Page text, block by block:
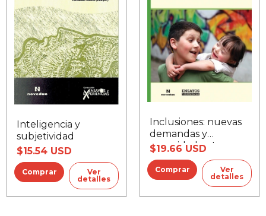
Inteligencia y
subjetividad
$15.54 USD
Ver
detalles
Inclusiones: nuevas
demandas y
necesidades, Las
$19.66 USD
Ver
detalles